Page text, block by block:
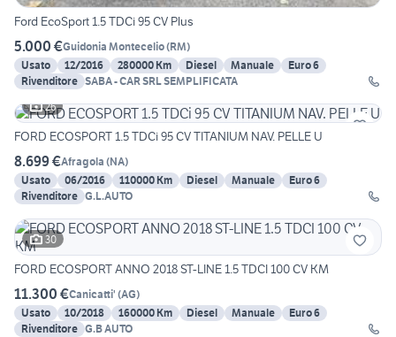
Ford EcoSport 1.5 TDCi 95 CV Plus
5.000 €Guidonia Montecelio(RM)
Usato
12/2016 280000 Km Diesel Manuale
Euro 6
Rivenditore SABA - CAR SRL SEMPLIFICATA
26
FORD ECOSPORT 1.5 TDCi 95 CV TITANIUM NAV. PELLE U
8.699 €Afragola (NA)
Usato
06/2016 110000 Km Diesel Manuale
Euro 6
Rivenditore G.L.AUTO
30
FORD ECOSPORT ANNO 2018 ST-LINE 1.5 TDCI 100 CV KM
11.300 €Canicatti' (AG)
Usato
10/2018 160000 Km Diesel Manuale
Euro 6
Rivenditore G.B AUTO